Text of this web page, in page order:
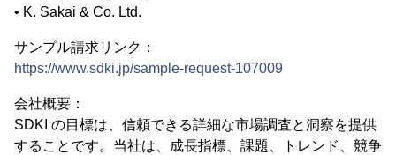
• K. Sakai & Co. Ltd.
サンプル請求リンク：
https://www.sdki.jp/sample-request-107009
会社概要：
SDKI の目標は、信頼できる詳細な市場調査と洞察を提供
することです。当社は、成長指標、課題、トレンド、競争